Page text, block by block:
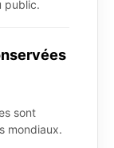
public.
sont
mondiaux.